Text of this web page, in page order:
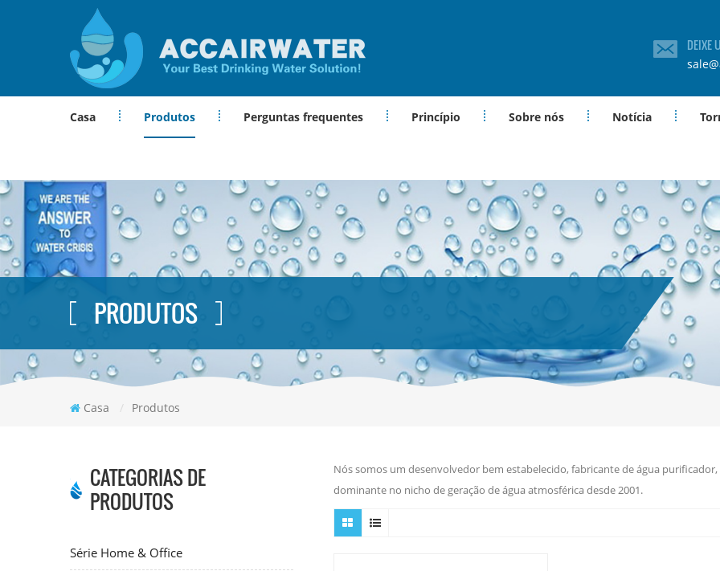
DEIXE
Casa Produtos Perguntas frequentes Princípio Sobre nós Notícia
PRODUTOS
Casa / Produtos
CATEGORIAS DE
PRODUTOS
Série Home & Office
Nós somos um desenvolvedor bem estabelecido, fabricante de água
dominante no nicho de geração de água atmosférica desde 2001.